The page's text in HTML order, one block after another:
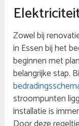
Zowel bij
in Essen bij het
beginnen met
belangrijke stap.
stroompunten
installatie is